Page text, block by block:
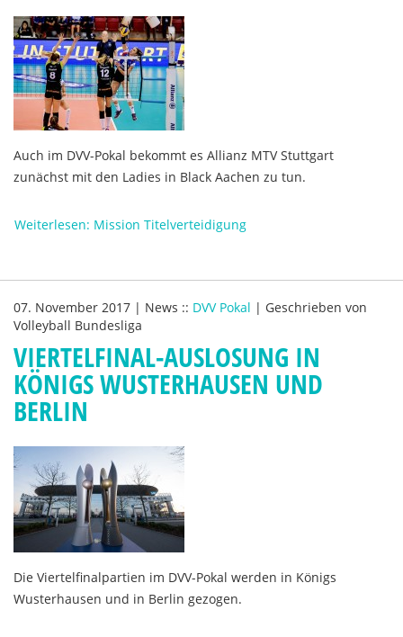
Auch im DVV-Pokal bekommt es Allianz MTV Stuttgart
zunächst mit den Ladies in Black Aachen zu tun.
Weiterlesen: Mission Titelverteidigung
07. November 2017 | News :: DVV Pokal | Geschrieben von
Volleyball Bundesliga
VIERTELFINAL-AUSLOSUNG IN
KÖNIGS WUSTERHAUSEN UND
BERLIN
Die Viertelfinalpartien im DVV-Pokal werden in Königs
Wusterhausen und in Berlin gezogen.